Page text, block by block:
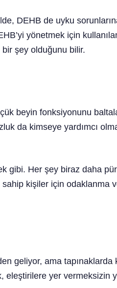
DEHB de uyku
yönetmek için
bir şey olduğunu bilir.
beyin fonksiyonunu
da kimseye yardımcı
gibi. Her şey biraz daha
sahip kişiler için odaklanma
geliyor, ama tapınaklarda
eleştirilere yer vermeksizin